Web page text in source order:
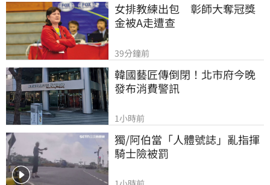
女排教練出包　彰師大奪冠獎
金被A走遭查
39分鐘前
韓國藝匠傳倒閉！北市府今晚
發布消費警訊
1小時前
獨/阿伯當「人體號誌」亂指揮
騎士險被罰